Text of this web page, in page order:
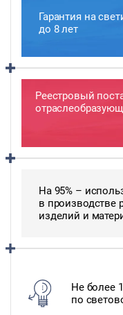
Гарантия на
до 8 лет
Реестровый
На 95% –
в производстве
изделий и
Не более
по